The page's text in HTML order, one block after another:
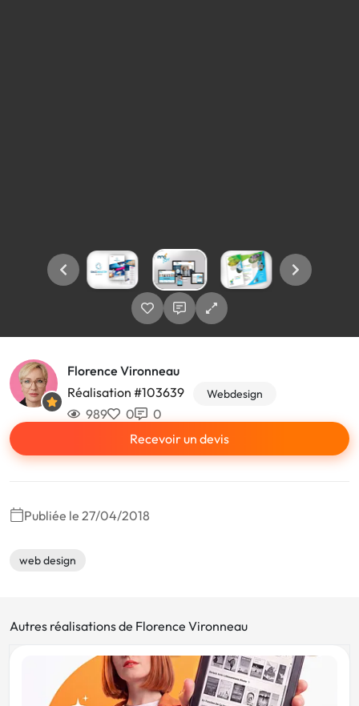
Florence Vironneau
Réalisation #103639
Webdesign
989 0
0
Recevoir un devis
Publiée le 27/04/2018
web design
Autres réalisations de Florence Vironneau